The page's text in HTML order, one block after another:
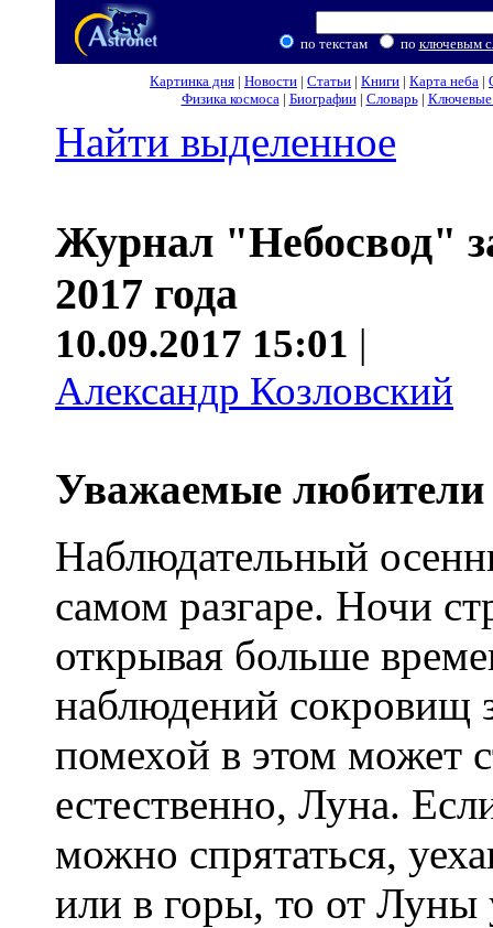
по текстам по ключевым
Картинка дня | Новости | Статьи | Книги | Карта неба |
Физика космоса| Биографии| Словарь| Ключевые
Найти выделенное
Журнал "Небосвод"
2017 года
10.09.2017 15:01 |
Александр Козловский
Уважаемые любители
Наблюдательный
самом разгаре. Ночи
открывая больше
наблюдений сокровищ
помехой в этом может
естественно, Луна.
можно спрятаться,
или в горы, то от Луны